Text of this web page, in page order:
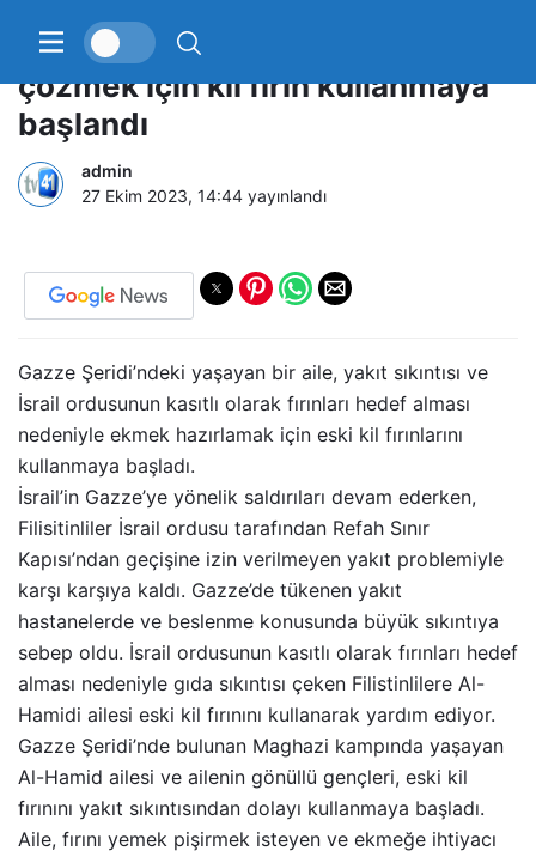
Gazze Şeridi’ndeki ekmek krizini
çözmek için kil fırın kullanmaya
başlandı
admin
27 Ekim 2023, 14:44 yayınlandı
Gazze Şeridi’ndeki yaşayan bir aile, yakıt sıkıntısı ve
İsrail ordusunun kasıtlı olarak fırınları hedef alması
nedeniyle ekmek hazırlamak için eski kil fırınlarını
kullanmaya başladı.
İsrail’in Gazze’ye yönelik saldırıları devam ederken,
Filisitinliler İsrail ordusu tarafından Refah Sınır
Kapısı’ndan geçişine izin verilmeyen yakıt problemiyle
karşı karşıya kaldı. Gazze’de tükenen yakıt
hastanelerde ve beslenme konusunda büyük sıkıntıya
sebep oldu. İsrail ordusunun kasıtlı olarak fırınları hedef
alması nedeniyle gıda sıkıntısı çeken Filistinlilere Al-
Hamidi ailesi eski kil fırınını kullanarak yardım ediyor.
Gazze Şeridi’nde bulunan Maghazi kampında yaşayan
Al-Hamid ailesi ve ailenin gönüllü gençleri, eski kil
fırınını yakıt sıkıntısından dolayı kullanmaya başladı.
Aile, fırını yemek pişirmek isteyen ve ekmeğe ihtiyacı